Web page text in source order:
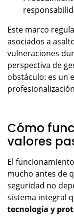
Este marco
asociados a
vulneraciones
perspectiva de
obstáculo: es un
Cómo
valores
El
mucho antes de
seguridad no
sistema integral
tecnología y